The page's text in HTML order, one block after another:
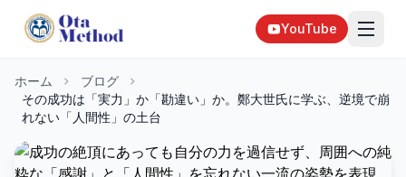
YouTube
ホーム
ブログ
その成功は「実力」か「勘違い」か。鄭大世氏に学ぶ、逆境で崩
れない「人間性」の土台